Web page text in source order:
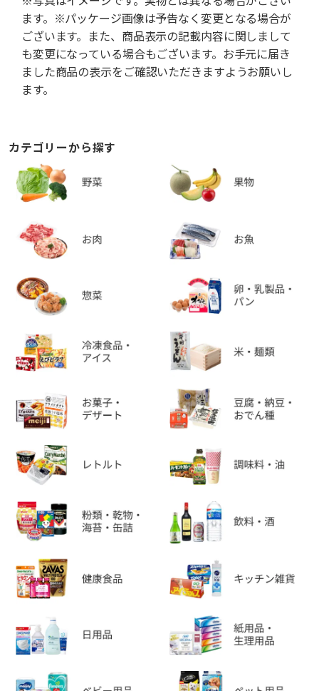
ます。※パッケージ画像は予告なく変更となる場合が
ございます。また、商品表示の記載内容に関しまして
も変更になっている場合もございます。お手元に届き
ました商品の表示をご確認いただきますようお願いし
ます。
カテゴリーから探す